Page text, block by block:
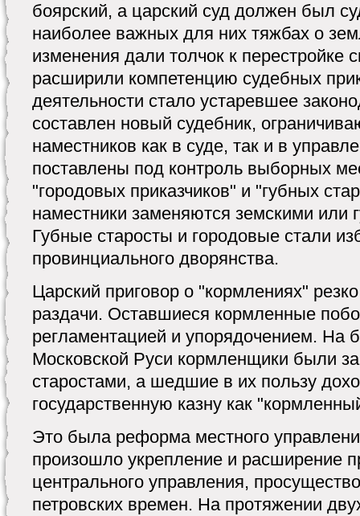
боярский, а царский суд должен был
наиболее важных для них тяжбах о
изменения дали толчок к перестройке
расширили компетенцию судебных
деятельности стало устаревшее
составлен новый судебник,
наместников как в суде, так и в
поставлены под контроль выборных
"городовых приказчиков" и "губных
наместники заменяются земскими или
Губные старосты и городовые стали
провинциального дворянства.
Царский приговор о "кормлениях"
раздачи. Оставшиеся кормленные
регламентацией и упорядочением. На
Московской Руси кормленщики были
старостами, а шедшие в их пользу
государственную казну как
Это была реформа местного
произошло укрепление и расширение
центрального управления,
петровских времен. На протяжении